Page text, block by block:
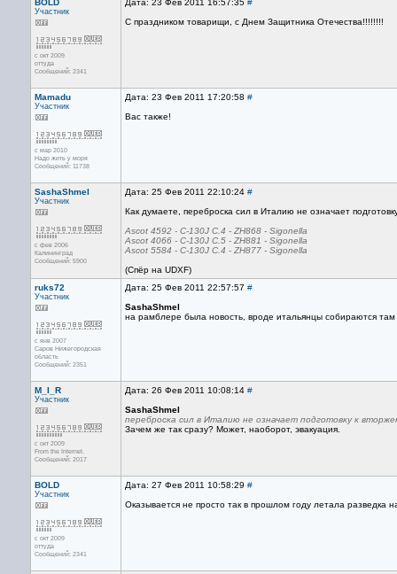
BOLD
Участник
с окт 2009
оттуда
Сообщений: 2341
Дата: 23 Фев 2011 16:57:35 #
С праздником товарищи, с Днем Защитника Отечества!!!!!!!!
Mamadu
Участник
с мар 2010
Надо жить у моря
Сообщений: 11738
Дата: 23 Фев 2011 17:20:58 #
Вас также!
SashaShmel
Участник
с фев 2006
Калининград
Сообщений: 5900
Дата: 25 Фев 2011 22:10:24 #
Как думаете, переброска сил в Италию не означает
Ascot 4592 - C-130J C.4 - ZH868 - Sigonella
Ascot 4066 - C-130J C.5 - ZH881 - Sigonella
Ascot 5584 - C-130J C.4 - ZH877 - Sigonella
(Спёр на UDXF)
ruks72
Участник
с янв 2007
Саров Нижегородская
область
Сообщений: 2351
Дата: 25 Фев 2011 22:57:57 #
SashaShmel
на рамблере была новость, вроде итальянцы собираются
M_I_R
Участник
с окт 2009
From the Internet.
Сообщений: 2017
Дата: 26 Фев 2011 10:08:14 #
SashaShmel
переброска сил в Италию не означает подготовку к
Зачем же так сразу? Может, наоборот, эвакуация.
BOLD
Участник
с окт 2009
оттуда
Сообщений: 2341
Дата: 27 Фев 2011 10:58:29 #
Оказывается не просто так в прошлом году летала разведка